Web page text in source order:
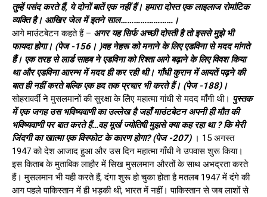
तुम्हें पसंद करते हैं, ये दोनों बातें एक नहीं हैं। हमारा दोस्त एक लाइलाज रोमांटिक
व्यक्ति है। आखिर जेल में इतने साल……………………।
आगे माउंटबेटन कहते हैं – अगर यह सिर्फ अच्छी दोस्ती है तो इससे मुझे भी
फायदा होगा। (पेज -156। )वह नेहरू को मनाने के लिए एडविना से मदद मांगते
हैं। एक तरह से लार्ड साहब ने एडविना को रिश्ता आगे बढ़ाने के लिए विवश किया
था और एडविना आरम्भ में मदद ही कर रही थी। गाँधी कुरान में आयतें पढ़ने की
बात ही नहीं करते बल्कि एक हद तक प्रचार भी करते हैं। (पेज -188)।
सोहरावर्दी ने मुसलमानों की सुरक्षा के लिेए महात्मा गांधी से मदद माँगी थी। पुस्तक
में एक जगह उस भविष्यवाणी का उल्लेख है जहाँ माउंटबेटन अपनी ही मौत की
भविष्यवाणी पर बात करते हैं…वह मूर्ख ज्योतिषी मुझसे क्या कह रहा था ? कि मेरी
जिंदगी का खात्मा एक विस्फोट के कारण होगा? (पेज -207)। 15 अगस्त
1947 को देश आजाद हुआ और उस दिन महात्मा गाँधी ने उपवास शुरू किया।
इस किताब के मुताबिक लाहौर में सिख मुसलमान औरतों के साथ अभद्रता करते
हैं। मुसलमान भी यही करते हैं, दंगा शुरू हो चुका होता है मतलब 1947 में दंगे की
आग पहले पाकिस्तान में ही भड़की थी, भारत में नहीं। पाकिस्तान से जब लाशों से